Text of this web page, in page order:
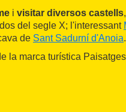
i visitar diversos castells
del segle X; l'interessant
de Sant Sadurní d'Anoia.
la marca turística